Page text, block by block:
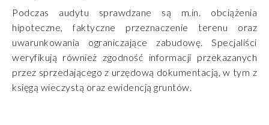
Podczas audytu sprawdzane są m.in. obciążenia
hipoteczne, faktyczne przeznaczenie terenu oraz
uwarunkowania ograniczające zabudowę. Specjaliści
weryfikują również zgodność informacji przekazanych
przez sprzedającego z urzędową dokumentacją, w tym z
księgą wieczystą oraz ewidencją gruntów.